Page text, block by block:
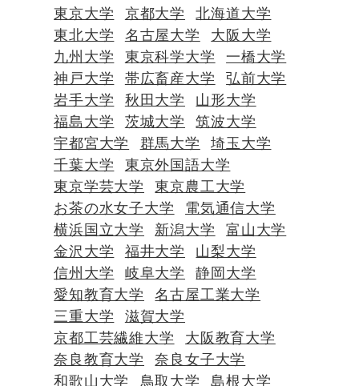
東京大学 京都大学 北海道大学
東北大学 名古屋大学
大阪大学
九州大学 東京科学大学 一橋大学
神戸大学 帯広畜産大学 弘前大学
岩手大学 秋田大学
山形大学
福島大学 茨城大学 筑波大学
宇都宮大学
群馬大学 埼玉大学
千葉大学 東京外国語大学
東京学芸大学 東京農工大学
お茶の水女子大学
電気通信大学
横浜国立大学
新潟大学 富山大学
金沢大学 福井大学
山梨大学
信州大学 岐阜大学 静岡大学
愛知教育大学 名古屋工業大学
三重大学 滋賀大学
京都工芸繊維大学
大阪教育大学
奈良教育大学 奈良女子大学
和歌山大学
鳥取大学 島根大学